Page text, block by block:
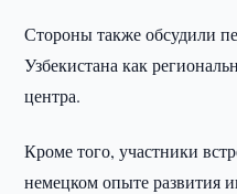
Стороны также обсудили
Узбекистана как
центра.
Кроме того, участники
немецком опыте развития